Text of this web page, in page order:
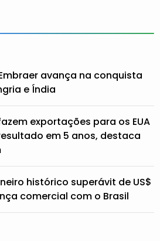
avança na conquista
e Índia
exportações para os EUA
em 5 anos, destaca
histórico superávit de US$
comercial com o Brasil